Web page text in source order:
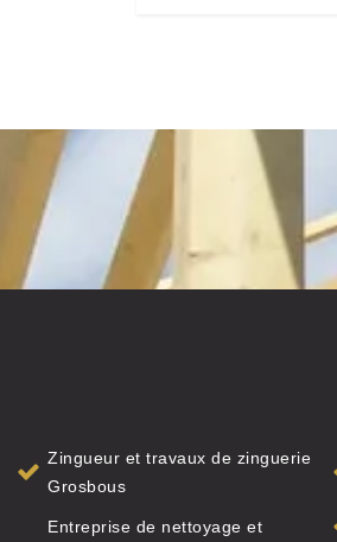
Zingueur et travaux de zinguerie
Grosbous
Entreprise de nettoyage et